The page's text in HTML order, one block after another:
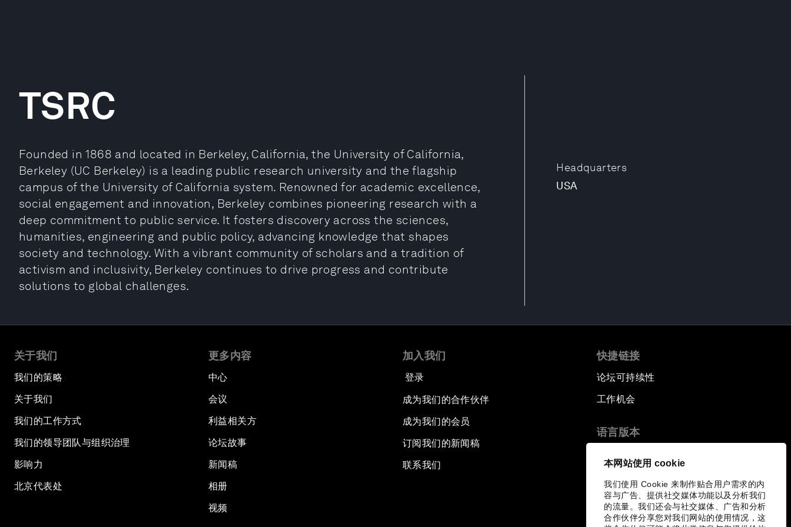
本网站使用 cookie
我们使用 Cookie 来制作贴合用户需求的内
容与广告、提供社交媒体功能以及分析我们
的流量。我们还会与社交媒体、广告和分析
合作伙伴分享您对我们网站的使用情况，这
Headquarters
USA
TSRC
Founded in 1868 and located in Berkeley, California, the University of California,
Berkeley (UC Berkeley) is a leading public research university and the flagship
campus of the University of California system. Renowned for academic excellence,
social engagement and innovation, Berkeley combines pioneering research with a
deep commitment to public service. It fosters discovery across the sciences,
humanities, engineering and public policy, advancing knowledge that shapes
society and technology. With a vibrant community of scholars and a tradition of
activism and inclusivity, Berkeley continues to drive progress and contribute
solutions to global challenges.
关于我们
我们的策略
关于我们
我们的工作方式
我们的领导团队与组织治理
影响力
北京代表处
更多内容
中心
会议
利益相关方
论坛故事
新闻稿
相册
视频
加入我们
登录
成为我们的合作伙伴
成为我们的会员
订阅我们的新闻稿
联系我们
快捷链接
论坛可持续性
工作机会
语言版本